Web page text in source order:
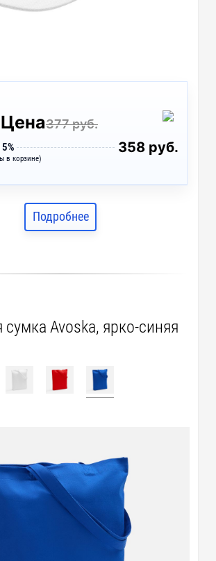
Цена377 руб.
в корзине)
358 руб.
Подробнее
Avoska, ярко-синяя